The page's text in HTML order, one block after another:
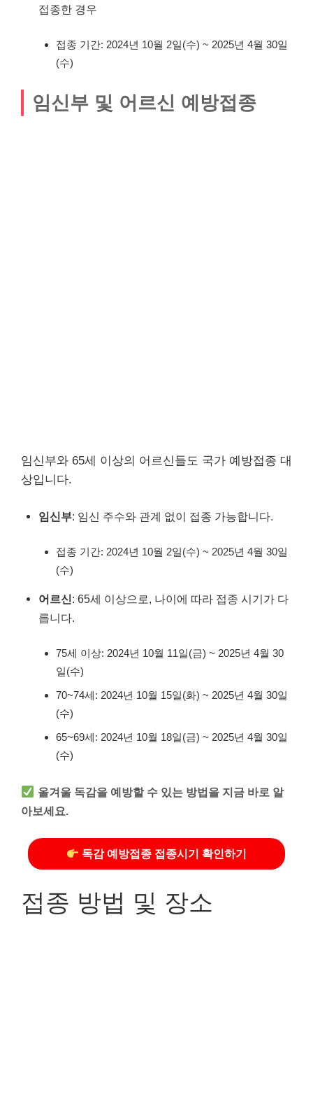
접종한 경우
접종 기간: 2024년 10월 2일(수) ~ 2025년 4월 30일
(수)
임신부 및 어르신 예방접종
임신부와 65세 이상의 어르신들도 국가 예방접종 대
상입니다.
임신부: 임신 주수와 관계 없이 접종 가능합니다.
접종 기간: 2024년 10월 2일(수) ~ 2025년 4월 30일
(수)
어르신: 65세 이상으로, 나이에 따라 접종 시기가 다
릅니다.
75세 이상: 2024년 10월 11일(금) ~ 2025년 4월 30
일(수)
70~74세: 2024년 10월 15일(화) ~ 2025년 4월 30일
(수)
65~69세: 2024년 10월 18일(금) ~ 2025년 4월 30일
(수)
올겨울 독감을 예방할 수 있는 방법을 지금 바로 알
아보세요.
독감 예방접종 접종시기 확인하기
접종 방법 및 장소